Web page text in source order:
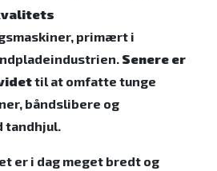
primært i
Senere er
til at omfatte tunge
båndslibere og
tandhjul.
er i dag meget bredt og